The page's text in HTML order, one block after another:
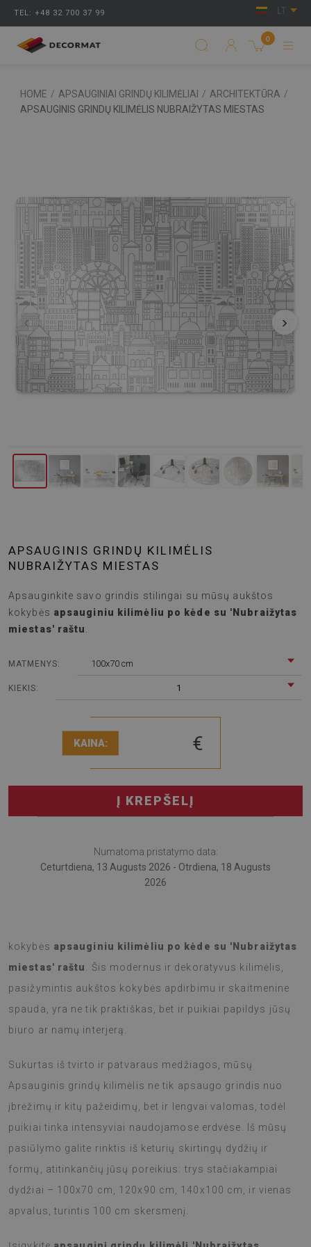
TEL: +48 32 700 37 99
0
HOME / APSAUGINIAI GRINDŲ KILIMĖLIAI / ARCHITEKTŪRA /
APSAUGINIS GRINDŲ KILIMĖLIS NUBRAIŽYTAS MIESTAS
‹ ›
APSAUGINIS GRINDŲ KILIMĖLIS
NUBRAIŽYTAS MIESTAS
Apsauginkite savo grindis stilingai su mūsų aukštos
kokybės apsauginiu kilimėliu po kėde su 'Nubraižytas
miestas' raštu
MATMENYS: 100x70 cm
KIEKIS: 1
KAINA: €
Į KREPŠELĮ
Numatoma pristatymo data:
Ceturtdiena, 13 Augusts 2026 - Otrdiena, 18 Augusts
2026
kokybės apsauginiu kilimėliu po kėde su 'Nubraižytas
miestas' raštu
. Šis modernus ir dekoratyvus kilimėlis,
pasižymintis aukštos kokybės apdirbimu ir skaitmenine
spauda, yra ne tik praktiškas, bet ir puikiai papildys jūsų
biuro ar namų interjerą.
Sukurtas iš tvirto ir patvaraus medžiagos, mūsų
Apsauginis grindų kilimėlis ne tik apsaugo grindis nuo
įbrėžimų ir kitų pažeidimų, bet ir lengvai valomas, todėl
puikiai tinka intensyviai naudojamose erdvėse. Iš mūsų
pasiūlymo galite rinktis iš keturių skirtingų dydžių ir
formų, atitinkančių jūsų poreikius: trys stačiakampiai
dydžiai – 100x70 cm, 120x90 cm, 140x100 cm, ir vienas
apvalus, turintis 100 cm skersmenį.